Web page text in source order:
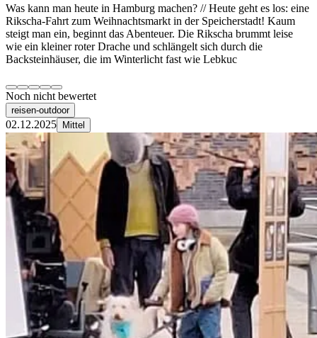
Was kann man heute in Hamburg machen? // Heute geht es los: eine
Rikscha-Fahrt zum Weihnachtsmarkt in der Speicherstadt! Kaum
steigt man ein, beginnt das Abenteuer. Die Rikscha brummt leise
wie ein kleiner roter Drache und schlängelt sich durch die
Backsteinhäuser, die im Winterlicht fast wie Lebkuc
Noch nicht bewertet
reisen-outdoor
02.12.2025 Mittel